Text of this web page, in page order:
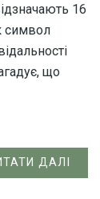
16
символ
що
ДАЛІ